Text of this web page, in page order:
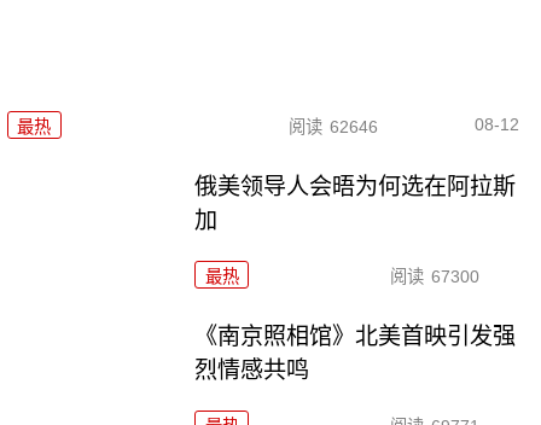
最热 阅读 62646 08-12
俄美领导人会晤为何选在阿拉斯
加
最热 阅读 67300
《南京照相馆》北美首映引发强
烈情感共鸣